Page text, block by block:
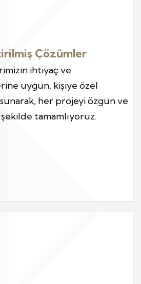
Çözümler
ihtiyaç ve
uygun, kişiye özel
her projeyi özgün ve
tamamlıyoruz.